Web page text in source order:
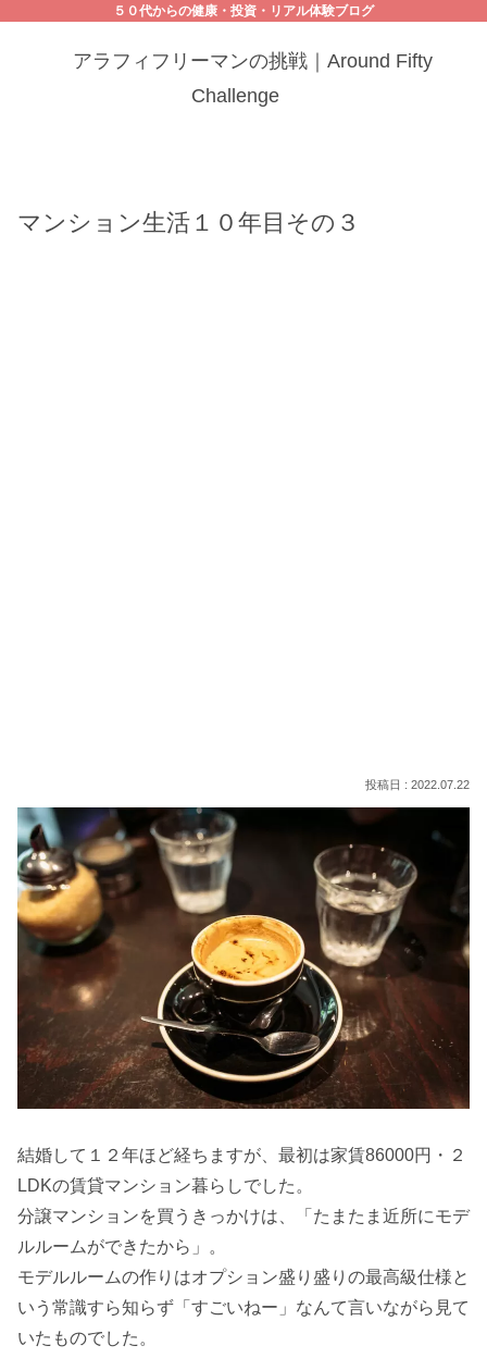
５０代からの健康・投資・リアル体験ブログ
アラフィフリーマンの挑戦｜Around Fifty
Challenge
マンション生活１０年目その３
2022.07.22
結婚して１２年ほど経ちますが、最初は家賃86000円・２
LDKの賃貸マンション暮らしでした。
分譲マンションを買うきっかけは、「たまたま近所にモデ
ルルームができたから」。
モデルルームの作りはオプション盛り盛りの最高級仕様と
いう常識すら知らず「すごいねー」なんて言いながら見て
いたものでした。